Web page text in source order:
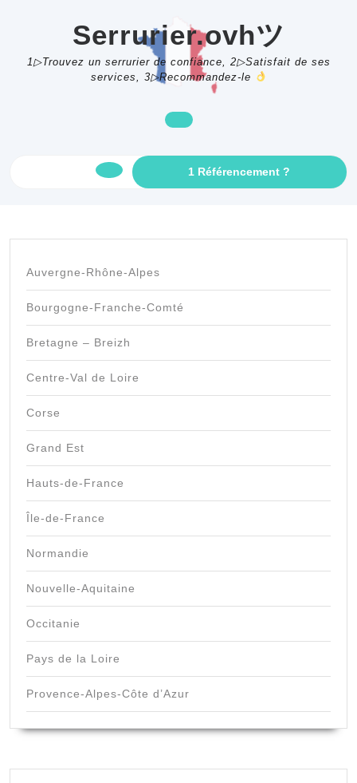
Serrurier.ovhツ
1▷Trouvez un serrurier de confiance, 2▷Satisfait de ses
services, 3▷Recommandez-le
Open
1 Référencement ?
AN
Auvergne-Rhône-Alpes
Bourgogne-Franche-Comté
Bretagne – Breizh
Centre-Val de Loire
Corse
Grand Est
Hauts-de-France
Île-de-France
Normandie
Nouvelle-Aquitaine
Occitanie
Pays de la Loire
Provence-Alpes-Côte d’Azur